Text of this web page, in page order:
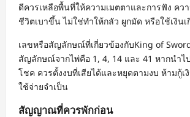
ดีควรเหลือพื้นที่ให้ความเมตตาและการฟัง คว
ชีวิตเบาขึ้น ไม่ใช่ทำให้กลัว ผูกมัด หรือใช้เงินเ
เลขหรือสัญลักษณ์ที่เกี่ยวข้องกับKing of
สัญลักษณ์จากไพ่คือ 1, 4, 14 และ 41 หากนำไ
โชค ควรตั้งงบที่เสียได้และหยุดตามงบ ห้ามกู้เ
ใช้จ่ายจำเป็น
สัญญาณที่ควรพักก่อน